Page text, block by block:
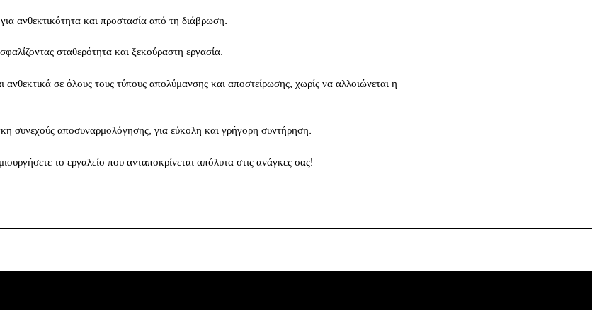
ανθεκτικότητα και προστασία από τη διάβρωση.
σταθερότητα και ξεκούραστη εργασία.
ανθεκτικά σε όλους τους τύπους απολύμανσης και αποστείρωσης, χωρίς να αλλοιώνεται η
συνεχούς αποσυναρμολόγησης, για εύκολη και γρήγορη συντήρηση.
το εργαλείο που ανταποκρίνεται απόλυτα στις ανάγκες σας!